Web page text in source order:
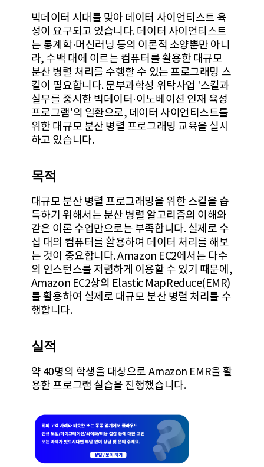
빅데이터 시대를 맞아 데이터 사이언티스트 육
성이 요구되고 있습니다. 데이터 사이언티스트
는 통계학·머신러닝 등의 이론적 소양뿐만 아니
라, 수백 대에 이르는 컴퓨터를 활용한 대규모
분산 병렬 처리를 수행할 수 있는 프로그래밍 스
킬이 필요합니다. 문부과학성 위탁사업 '스킬과
실무를 중시한 빅데이터·이노베이션 인재 육성
프로그램'의 일환으로, 데이터 사이언티스트를
위한 대규모 분산 병렬 프로그래밍 교육을 실시
하고 있습니다.
목적
대규모 분산 병렬 프로그래밍을 위한 스킬을 습
득하기 위해서는 분산 병렬 알고리즘의 이해와
같은 이론 수업만으로는 부족합니다. 실제로 수
십 대의 컴퓨터를 활용하여 데이터 처리를 해보
는 것이 중요합니다. Amazon EC2에서는 다수
의 인스턴스를 저렴하게 이용할 수 있기 때문에,
Amazon EC2상의 Elastic MapReduce(EMR)
를 활용하여 실제로 대규모 분산 병렬 처리를 수
행합니다.
실적
약 40명의 학생을 대상으로 Amazon EMR을 활
용한 프로그램 실습을 진행했습니다.